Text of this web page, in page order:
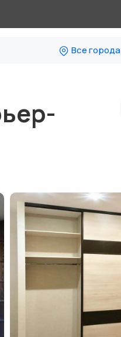
Все города